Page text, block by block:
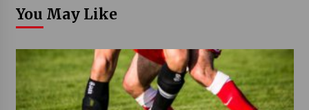
You May Like